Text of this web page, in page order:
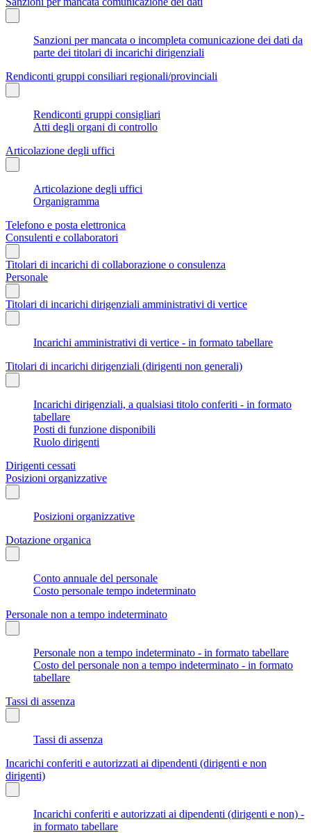
Sanzioni per mancata o incompleta comunicazione dei dati da
parte dei titolari di incarichi dirigenziali
Rendiconti gruppi consiliari regionali/provinciali
Rendiconti gruppi consigliari
Atti degli organi di controllo
Articolazione degli uffici
Articolazione degli uffici
Organigramma
Telefono e posta elettronica
Consulenti e collaboratori
Titolari di incarichi di collaborazione o consulenza
Personale
Titolari di incarichi dirigenziali amministrativi di vertice
Incarichi amministrativi di vertice - in formato tabellare
Titolari di incarichi dirigenziali (dirigenti non generali)
Incarichi dirigenziali, a qualsiasi titolo conferiti - in formato
tabellare
Posti di funzione disponibili
Ruolo dirigenti
Dirigenti cessati
Posizioni organizzative
Posizioni organizzative
Dotazione organica
Conto annuale del personale
Costo personale tempo indeterminato
Personale non a tempo indeterminato
Personale non a tempo indeterminato - in formato tabellare
Costo del personale non a tempo indeterminato - in formato
tabellare
Tassi di assenza
Tassi di assenza
Incarichi conferiti e autorizzati ai dipendenti (dirigenti e non
dirigenti)
Incarichi conferiti e autorizzati ai dipendenti (dirigenti e non) -
in formato tabellare